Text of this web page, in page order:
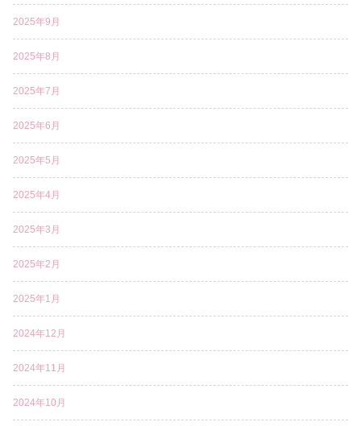
2025年9月
2025年8月
2025年7月
2025年6月
2025年5月
2025年4月
2025年3月
2025年2月
2025年1月
2024年12月
2024年11月
2024年10月